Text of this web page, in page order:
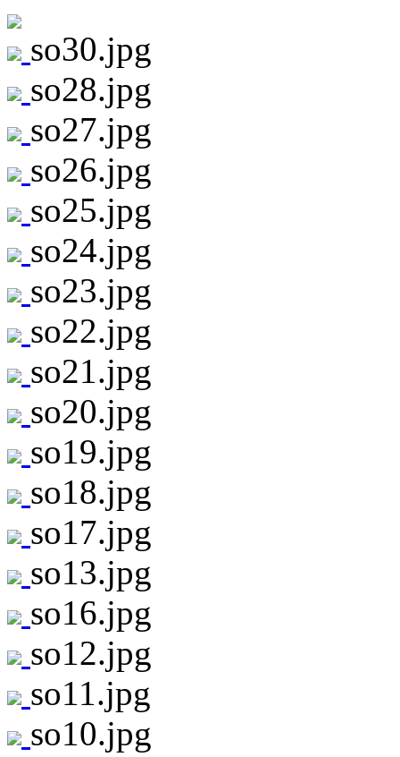
so30.jpg
so28.jpg
so27.jpg
so26.jpg
so25.jpg
so24.jpg
so23.jpg
so22.jpg
so21.jpg
so20.jpg
so19.jpg
so18.jpg
so17.jpg
so13.jpg
so16.jpg
so12.jpg
so11.jpg
so10.jpg